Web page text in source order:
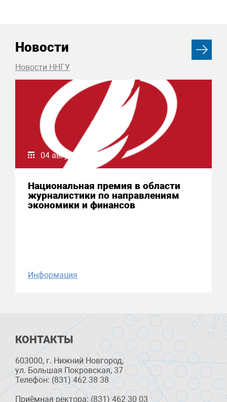
Новости
Новости ННГУ
04 августа 2026
Национальная премия в области
журналистики по направлениям
экономики и финансов
Информация
КОНТАКТЫ
603000, г. Нижний Новгород,
ул. Большая Покровская, 37
Телефон: (831) 462 38 38
Приёмная ректора: (831) 462 30 03